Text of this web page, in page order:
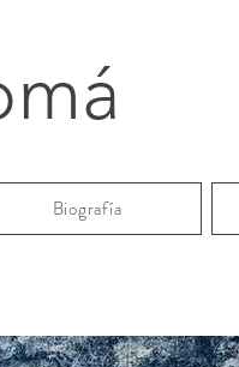
Biografía